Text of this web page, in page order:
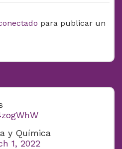
para publicar un
y Química
1, 2022